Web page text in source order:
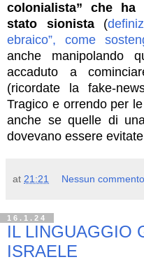
colonialista” che
stato sionista (
ebraico”, come
anche manipolando
accaduto a
(ricordate la fake-
Tragico e orrendo per
anche se quelle di
dovevano essere
at 21:21 Nessun
16.1.24
IL LINGUAGGIO
ISRAELE